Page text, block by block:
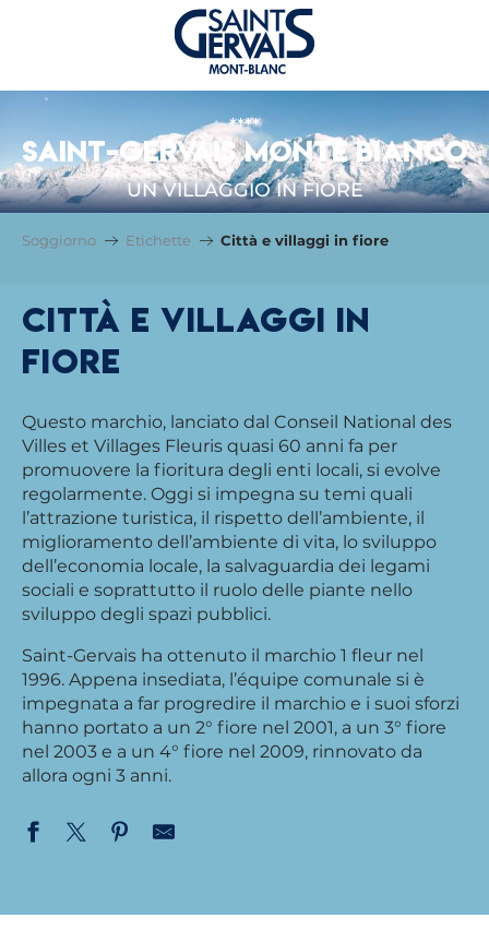
****
SAINT-GERVAIS MONTE BIANCO
UN VILLAGGIO IN FIORE
Soggiorno Etichette Città e villaggi in fiore
Città e villaggi in
fiore
Questo marchio, lanciato dal Conseil National des
Villes et Villages Fleuris quasi 60 anni fa per
promuovere la fioritura degli enti locali, si evolve
regolarmente. Oggi si impegna su temi quali
l’attrazione turistica, il rispetto dell’ambiente, il
miglioramento dell’ambiente di vita, lo sviluppo
dell’economia locale, la salvaguardia dei legami
sociali e soprattutto il ruolo delle piante nello
sviluppo degli spazi pubblici.
Saint-Gervais ha ottenuto il marchio 1 fleur nel
1996. Appena insediata, l’équipe comunale si è
impegnata a far progredire il marchio e i suoi sforzi
hanno portato a un 2° fiore nel 2001, a un 3° fiore
nel 2003 e a un 4° fiore nel 2009, rinnovato da
allora ogni 3 anni.